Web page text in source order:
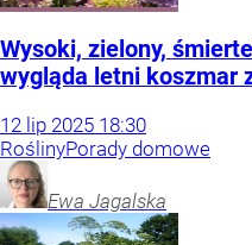
Wysoki, zielony,
wygląda letni koszmar
12 lip 2025 18:30
RoślinyPorady domowe
Ewa Jagalska